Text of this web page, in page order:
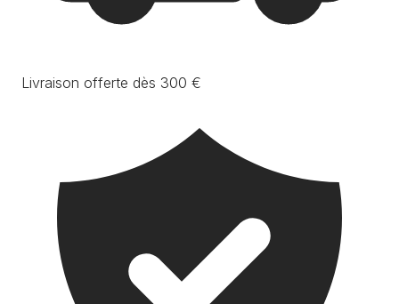
Livraison offerte dès 300 €